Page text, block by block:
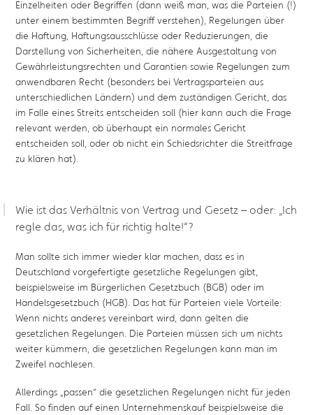
Einzelheiten oder Begriffen (dann weiß man, was die Parteien (!)
unter einem bestimmten Begriff verstehen), Regelungen über
die Haftung, Haftungsausschlüsse oder Reduzierungen, die
Darstellung von Sicherheiten, die nähere Ausgestaltung von
Gewährleistungsrechten und Garantien sowie Regelungen zum
anwendbaren Recht (besonders bei Vertragsparteien aus
unterschiedlichen Ländern) und dem zuständigen Gericht, das
im Falle eines Streits entscheiden soll (hier kann auch die Frage
relevant werden, ob überhaupt ein normales Gericht
entscheiden soll, oder ob nicht ein Schiedsrichter die Streitfrage
zu klären hat).
Wie ist das Verhältnis von Vertrag und Gesetz – oder: „Ich
regle das, was ich für richtig halte!“?
Man sollte sich immer wieder klar machen, dass es in
Deutschland vorgefertigte gesetzliche Regelungen gibt,
beispielsweise im Bürgerlichen Gesetzbuch (BGB) oder im
Handelsgesetzbuch (HGB). Das hat für Parteien viele Vorteile:
Wenn nichts anderes vereinbart wird, dann gelten die
gesetzlichen Regelungen. Die Parteien müssen sich um nichts
weiter kümmern, die gesetzlichen Regelungen kann man im
Zweifel nachlesen.
Allerdings „passen“ die gesetzlichen Regelungen nicht für jeden
Fall. So finden auf einen Unternehmenskauf beispielsweise die